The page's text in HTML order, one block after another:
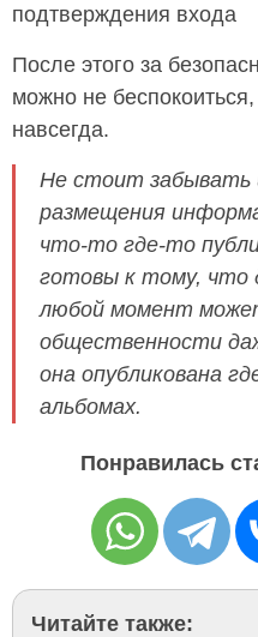
подтверждения входа
После этого за
можно не
навсегда.
Не стоит забывать
размещения
что-то где-то
готовы к тому, что
любой момент
общественности
она опубликована
альбомах.
Понравилась
Читайте также: